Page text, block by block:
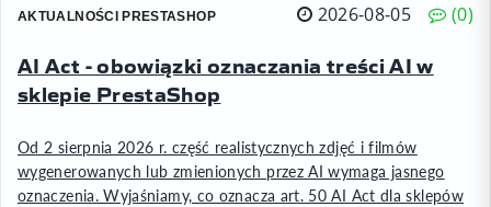
AKTUALNOŚCI PRESTASHOP 2026-08-05 0
AI Act - obowiązki oznaczania treści AI w
sklepie PrestaShop
Od 2 sierpnia 2026 r. część realistycznych zdjęć i filmów
wygenerowanych lub zmienionych przez AI wymaga jasnego
oznaczenia. Wyjaśniamy, co oznacza art. 50 AI Act dla sklepów